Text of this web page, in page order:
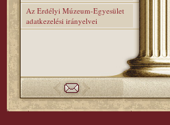
Az Erdélyi Múzeum-Egyesület
adatkezelési irányelvei